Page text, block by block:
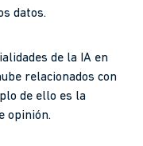
datos.
de la IA en
relacionados con
de ello es la
opinión.